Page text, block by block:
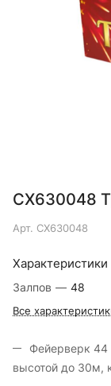
СХ630048
Арт. СХ630048
Характеристики
Залпов — 48
Все
Фейерверк
высотой до 30м,